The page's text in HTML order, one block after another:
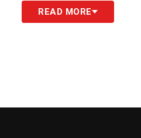
READ MORE